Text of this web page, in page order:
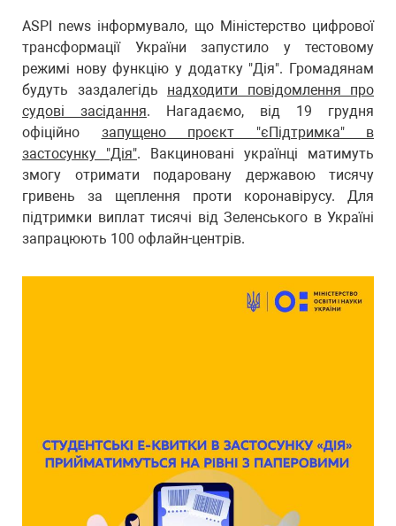
ASPI news інформувало, що Міністерство цифрової
трансформації України запустило у тестовому
режимі нову функцію у додатку "Дія". Громадянам
будуть заздалегідь надходити повідомлення про
судові засідання. Нагадаємо, від 19 грудня
офіційно запущено проєкт "єПідтримка" в
застосунку "Дія". Вакциновані українці матимуть
змогу отримати подаровану державою тисячу
гривень за щеплення проти коронавірусу. Для
підтримки виплат тисячі від Зеленського в Україні
запрацюють 100 офлайн-центрів.